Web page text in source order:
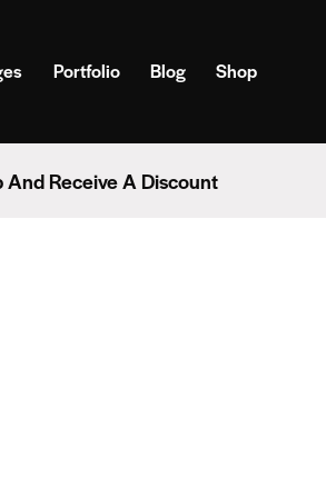
Portfolio Blog Shop
And Receive A Discount